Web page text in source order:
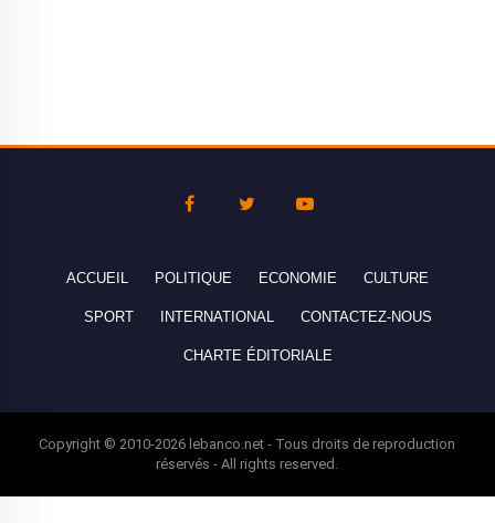
ACCUEIL POLITIQUE ECONOMIE CULTURE
SPORT INTERNATIONAL CONTACTEZ-NOUS
CHARTE ÉDITORIALE
Copyright © 2010-2026 lebanco.net - Tous droits de reproduction
réservés - All rights reserved.